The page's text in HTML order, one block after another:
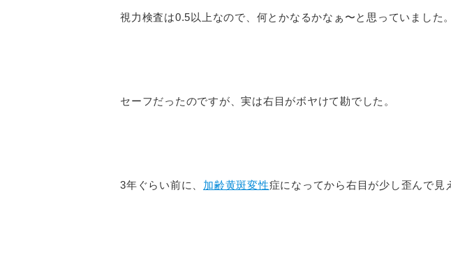
視力検査は0.5以上なので、何とかなるかなぁ〜と思っていました。
セーフだったのですが、実は右目がボヤけて勘でした。
3年ぐらい前に、 加齢黄斑変性症になってから右目が少し歪んで見